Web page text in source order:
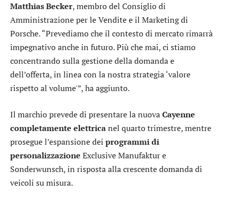
MatthiasBecker, membro del Consiglio di
Amministrazione per le Vendite e il Marketing di
Porsche. “Prevediamo che il contesto di mercato rimarrà
impegnativo anche in futuro. Più che mai, ci stiamo
concentrando sulla gestione della domanda e
dell’offerta, in linea con la nostra strategia ‘valore
rispetto al volume'”, ha aggiunto.
Il marchio prevede di presentare la nuovaCayenne
completamente elettricanel quarto trimestre, mentre
prosegue l’espansione dei programmi di
personalizzazione Exclusive Manufaktur e
Sonderwunsch, in risposta alla crescente domanda di
veicoli su misura.